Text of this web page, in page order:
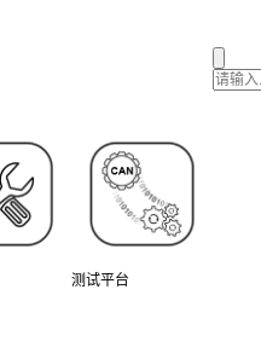
测试平台